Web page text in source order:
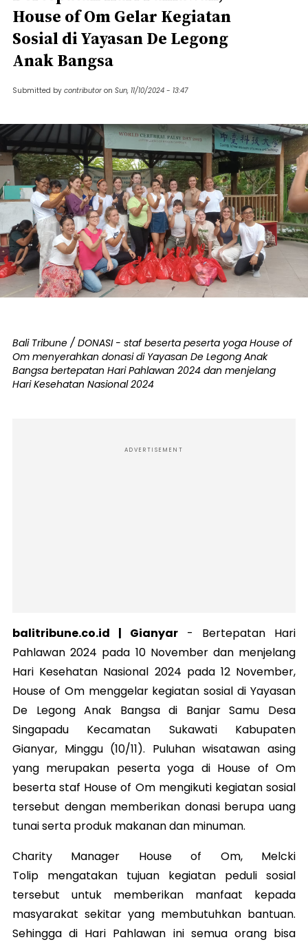
House of Om Gelar Kegiatan
Sosial di Yayasan De Legong
Anak Bangsa
Submitted by contributor on Sun, 11/10/2024 - 13:47
Bali Tribune / DONASI - staf beserta peserta yoga House of
Om menyerahkan donasi di Yayasan De Legong Anak
Bangsa bertepatan Hari Pahlawan 2024 dan menjelang
Hari Kesehatan Nasional 2024
ADVERTISEMENT
balitribune.co.id | Gianyar - Bertepatan Hari
Pahlawan 2024 pada 10 November dan menjelang
Hari Kesehatan Nasional 2024 pada 12 November,
House of Om menggelar kegiatan sosial di Yayasan
De Legong Anak Bangsa di Banjar Samu Desa
Singapadu Kecamatan Sukawati Kabupaten
Gianyar, Minggu (10/11). Puluhan wisatawan asing
yang merupakan peserta yoga di House of Om
beserta staf House of Om mengikuti kegiatan sosial
tersebut dengan memberikan donasi berupa uang
tunai serta produk makanan dan minuman.
Charity Manager House of Om, Melcki
Tolip mengatakan tujuan kegiatan peduli sosial
tersebut untuk memberikan manfaat kepada
masyarakat sekitar yang membutuhkan bantuan.
Sehingga di Hari Pahlawan ini semua orang bisa